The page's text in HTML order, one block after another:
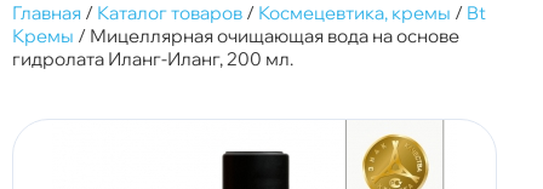
Главная / Каталог товаров / Космецевтика, кремы / Bt
Кремы / Мицеллярная очищающая вода на основе
гидролата Иланг-Иланг, 200 мл.